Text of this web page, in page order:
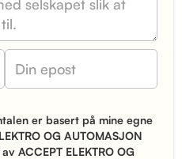
er basert på mine egne
OG AUTOMASJON
ACCEPT ELEKTRO OG